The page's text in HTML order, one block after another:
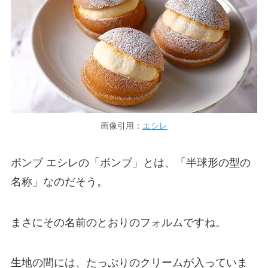
画像引用： エシレ
ボンブ エシレの「ボンブ」とは、「半球形の型の
名称」なのだそう。
まさにその名前のとおりのフォルムですね。
生地の間には、たっぷりのクリームが入っていま